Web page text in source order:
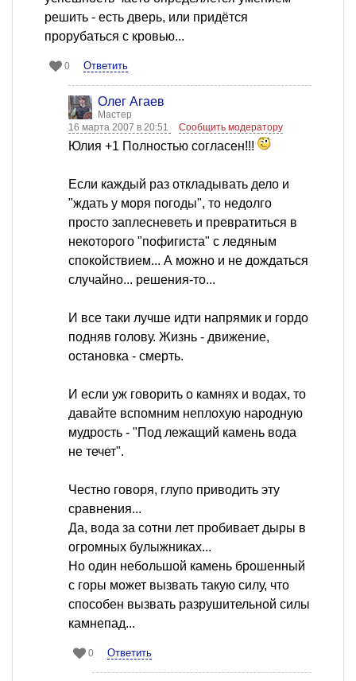
решить - есть дверь, или придётся
прорубаться с кровью...
0 Ответить
Олег Агаев
Мастер
16 марта 2007 в 20:51
Сообщить модератору
Юлия +1 Полностью согласен!!!
Если каждый раз откладывать дело и
"ждать у моря погоды", то недолго
просто заплесневеть и превратиться в
некоторого "пофигиста" с ледяным
спокойствием... А можно и не дождаться
случайно... решения-то...
И все таки лучше идти напрямик и гордо
подняв голову. Жизнь - движение,
остановка - смерть.
И если уж говорить о камнях и водах, то
давайте вспомним неплохую народную
мудрость - "Под лежащий камень вода
не течет".
Честно говоря, глупо приводить эту
сравнения...
Да, вода за сотни лет пробивает дыры в
огромных булыжниках...
Но один небольшой камень брошенный
с горы может вызвать такую силу, что
способен вызвать разрушительной силы
камнепад...
0 Ответить